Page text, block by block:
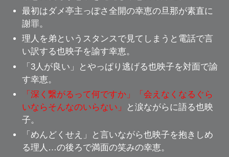
最初はダメ亭主っぽさ全開の幸恵の旦那が素直に
謝罪。
理人を弟というスタンスで見てしまうと電話で言
い訳する也映子を諭す幸恵。
「3人が良い」とやっぱり逃げる也映子を対面で諭
す幸恵。
「深く繋がるって何ですか」「会えなくなるぐら
いならそんなのいらない」
と涙ながらに語る也映
子。
「めんどくせえ」と言いながら也映子を抱きしめ
る理人…の後ろで満面の笑みの幸恵。